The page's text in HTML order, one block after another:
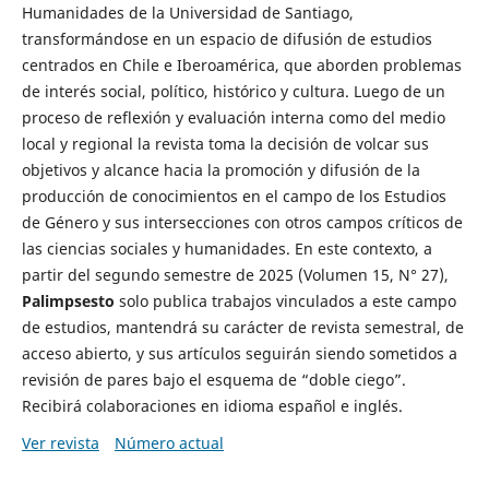
Humanidades de la Universidad de Santiago,
transformándose en un espacio de difusión de estudios
centrados en Chile e Iberoamérica, que aborden problemas
de interés social, político, histórico y cultura. Luego de un
proceso de reflexión y evaluación interna como del medio
local y regional la revista toma la decisión de volcar sus
objetivos y alcance hacia la promoción y difusión de la
producción de conocimientos en el campo de los Estudios
de Género y sus intersecciones con otros campos críticos de
las ciencias sociales y humanidades. En este contexto, a
partir del segundo semestre de 2025 (Volumen 15, N° 27),
Palimpsesto solo publica trabajos vinculados a este campo
de estudios, mantendrá su carácter de revista semestral, de
acceso abierto, y sus artículos seguirán siendo sometidos a
revisión de pares bajo el esquema de “doble ciego”.
Recibirá colaboraciones en idioma español e inglés.
Ver revista
Número actual